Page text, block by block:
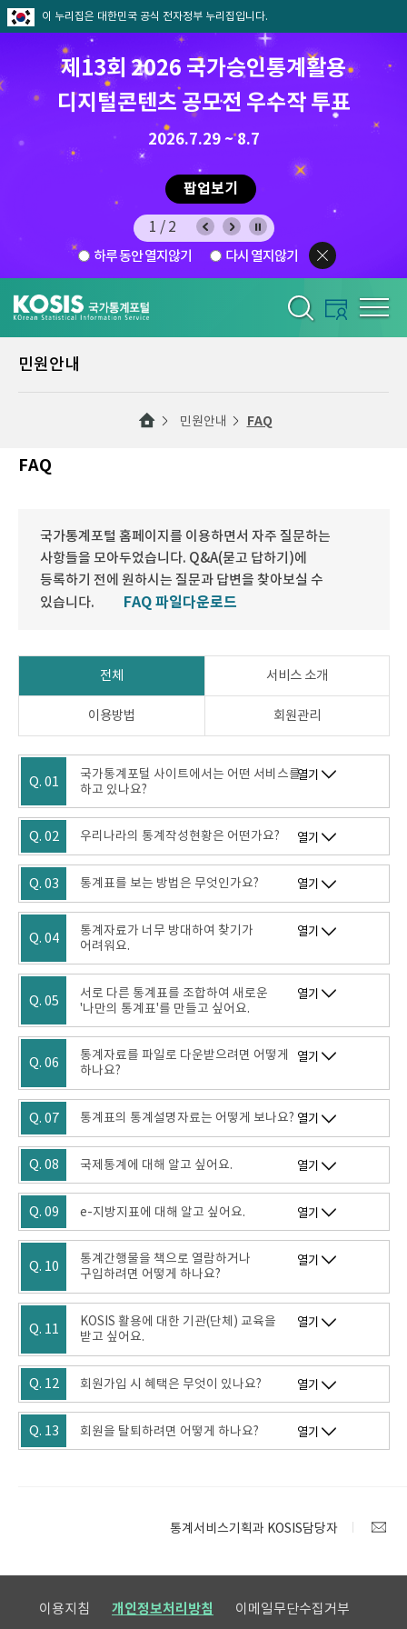
이 누리집은 대한민국 공식 전자정부 누리집입니다.
제13회 2026 국가승인통계활용
디지털콘텐츠 공모전 우수작 투표
2026.7.29 ~ 8.7
팝업보기
8.7.(금) ~ 8.21.(금)
2/2
하루 동안 열지않기 다시 열지않기
민원안내
민원안내 FAQ
FAQ
국가통계포털 홈페이지를 이용하면서 자주 질문하는
사항들을 모아두었습니다. Q&A(묻고 답하기)에
등록하기 전에 원하시는 질문과 답변을 찾아보실 수
있습니다.
FAQ 파일다운로드
전체 서비스 소개
이용방법 회원관리
Q. 01
국가통계포털 사이트에서는 어떤 서비스를
하고 있나요?
열기
Q. 02 우리나라의 통계작성현황은 어떤가요? 열기
Q. 03 통계표를 보는 방법은 무엇인가요? 열기
Q. 04
통계자료가 너무 방대하여 찾기가
어려워요.
열기
Q. 05
서로 다른 통계표를 조합하여 새로운
'나만의 통계표'를 만들고 싶어요.
열기
Q. 06
통계자료를 파일로 다운받으려면 어떻게
하나요?
열기
Q. 07 통계표의 통계설명자료는 어떻게 보나요? 열기
Q. 08 국제통계에 대해 알고 싶어요. 열기
Q. 09 e-지방지표에 대해 알고 싶어요. 열기
Q. 10
통계간행물을 책으로 열람하거나
구입하려면 어떻게 하나요?
열기
Q. 11
KOSIS 활용에 대한 기관(단체) 교육을
받고 싶어요.
열기
Q. 12 회원가입 시 혜택은 무엇이 있나요? 열기
Q. 13 회원을 탈퇴하려면 어떻게 하나요? 열기
통계서비스기획과 KOSIS담당자
이용지침 개인정보처리방침 이메일무단수집거부